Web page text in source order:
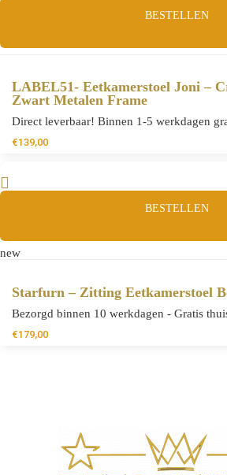
BESTELLEN
LABEL51- Eetkamerstoel Joni –
Zwart Metalen Frame
Direct leverbaar! Binnen 1-5 werkdagen
€139,00
BESTELLEN
new
Starfurn – Zitting Eetkamerstoel
Bezorgd binnen 10 werkdagen - Gratis
€179,00